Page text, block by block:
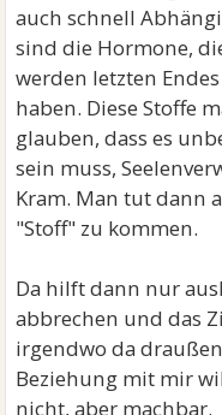
auch schnell
sind die Hormone,
werden letzten
haben. Diese Stoffe
glauben, dass es
sein muss,
Kram. Man tut dann
"Stoff" zu kommen.
Da hilft dann nur
abbrechen und das
irgendwo da
Beziehung mit mir
nicht, aber machbar.